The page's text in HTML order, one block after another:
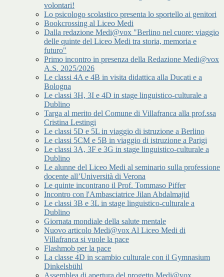
volontari!
Lo psicologo scolastico presenta lo sportello ai genitori
Bookcrossing al Liceo Medi
Dalla redazione Medi@vox "Berlino nel cuore: viaggio
delle quinte del Liceo Medi tra storia, memoria e
futuro"
Primo incontro in presenza della Redazione Medi@vox
A.S. 2025/2026
Le classi 4A e 4B in visita didattica alla Ducati e a
Bologna
Le classi 3H, 3I e 4D in stage linguistico-culturale a
Dublino
Targa al merito del Comune di Villafranca alla prof.ssa
Cristina Lestingi
Le classi 5D e 5L in viaggio di istruzione a Berlino
Le classi 5CM e 5B in viaggio di istruzione a Parigi
Le classi 3A, 3F e 3G in stage linguistico-culturale a
Dublino
Le alunne del Liceo Medi al seminario sulla professione
docente all’Università di Verona
Le quinte incontrano il Prof. Tommaso Piffer
Incontro con l'Ambasciatrice Jilan Abdalmajid
Le classi 3B e 3L in stage linguistico-culturale a
Dublino
Giornata mondiale della salute mentale
Nuovo articolo Medi@vox Al Liceo Medi di
Villafranca si vuole la pace
Flashmob per la pace
La classe 4D in scambio culturale con il Gymnasium
Dinkelsbühl